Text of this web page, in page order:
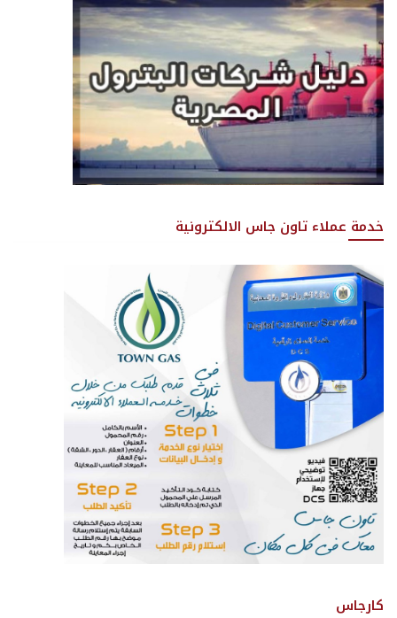
خدمة عملاء تاون جاس الالكترونية
كارجاس